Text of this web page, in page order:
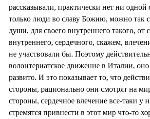
рассказывали, практически нет ни
только люди во славу Божию, можно так
души, для своего внутреннего такого, от
внутреннего, сердечного, скажем,
не участвовали бы. Поэтому
волонтериатское движение в Италии,
развито. И это показывает то, что
стороны, рационально они смотрят на
стороны, сердечное влечение все-таки у
стремятся привнести в этот мир что-то